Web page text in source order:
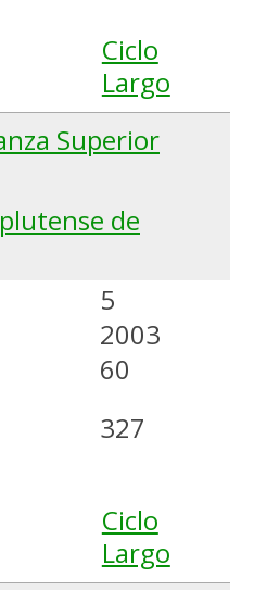
Ciclo
Largo
Superior
de
5
2003
60
327
Ciclo
Largo